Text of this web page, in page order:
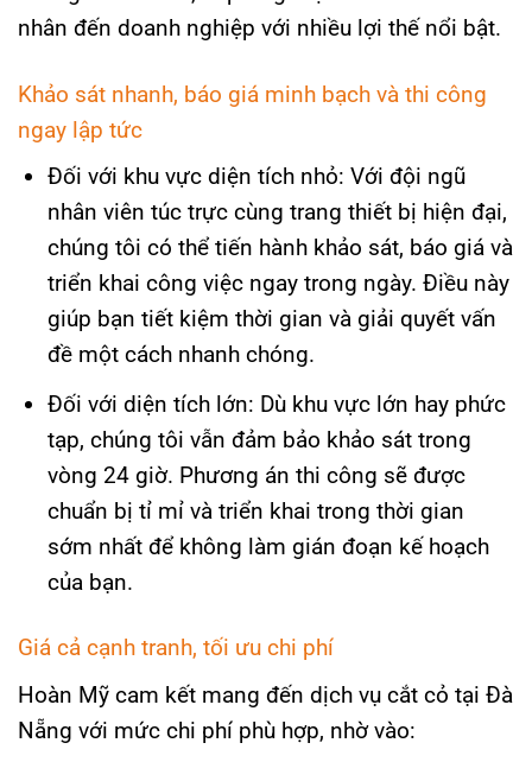
nhân đến doanh nghiệp với nhiều lợi thế nổi bật.
Khảo sát nhanh, báo giá minh bạch và thi công
ngay lập tức
Đối với khu vực diện tích nhỏ: Với đội ngũ
nhân viên túc trực cùng trang thiết bị hiện đại,
chúng tôi có thể tiến hành khảo sát, báo giá và
triển khai công việc ngay trong ngày. Điều này
giúp bạn tiết kiệm thời gian và giải quyết vấn
đề một cách nhanh chóng.
Đối với diện tích lớn: Dù khu vực lớn hay phức
tạp, chúng tôi vẫn đảm bảo khảo sát trong
vòng 24 giờ. Phương án thi công sẽ được
chuẩn bị tỉ mỉ và triển khai trong thời gian
sớm nhất để không làm gián đoạn kế hoạch
của bạn.
Giá cả cạnh tranh, tối ưu chi phí
Hoàn Mỹ cam kết mang đến dịch vụ cắt cỏ tại Đà
Nẵng với mức chi phí phù hợp, nhờ vào: